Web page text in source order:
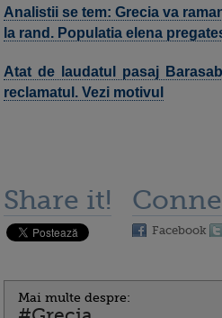
Analistii se tem: Grecia va
la rand. Populatia elena
Atat de laudatul pasaj
reclamatul. Vezi motivul
Share it!
Facebook
Mai multe despre: